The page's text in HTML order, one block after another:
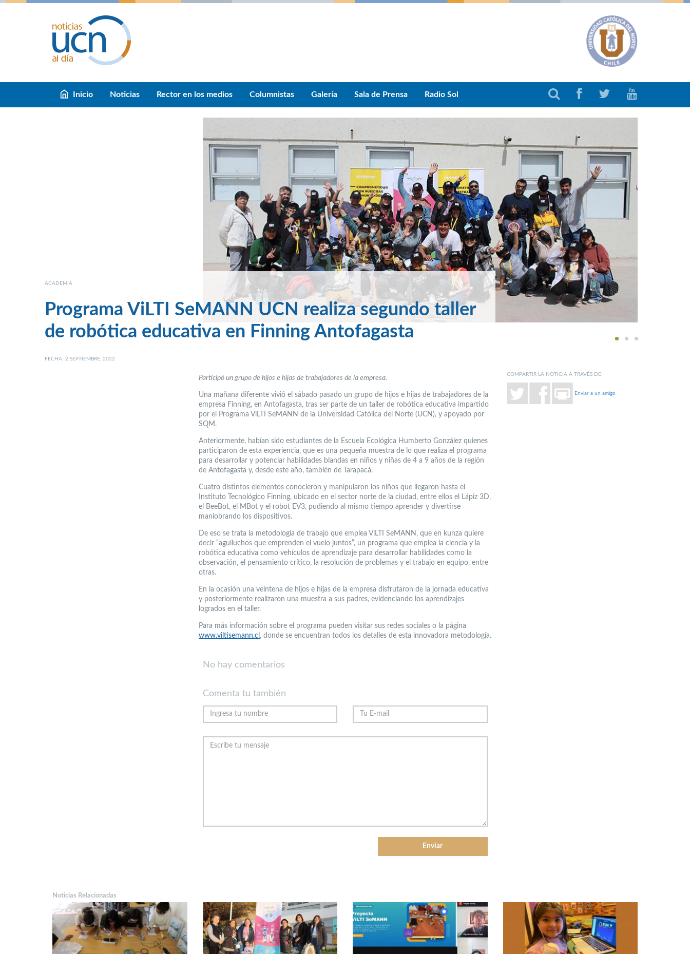
Inicio Noticias Rector en los medios Columnistas Galería Sala de Prensa Radio Sol
1 2 3
ACADEMIA
Programa ViLTI SeMANN UCN realiza segundo taller
de robótica educativa en Finning Antofagasta
FECHA: 2 SEPTIEMBRE, 2022
Participó un grupo de hijos e hijas de trabajadores de la empresa.
Una mañana diferente vivió el sábado pasado un grupo de hijos e hijas de trabajadores de la
empresa Finning, en Antofagasta, tras ser parte de un taller de robótica educativa impartido
por el Programa ViLTI SeMANN de la Universidad Católica del Norte (UCN), y apoyado por
SQM.
Anteriormente, habían sido estudiantes de la Escuela Ecológica Humberto González quienes
participaron de esta experiencia, que es una pequeña muestra de lo que realiza el programa
para desarrollar y potenciar habilidades blandas en niños y niñas de 4 a 9 años de la región
de Antofagasta y, desde este año, también de Tarapacá.
Cuatro distintos elementos conocieron y manipularon los niños que llegaron hasta el
Instituto Tecnológico Finning, ubicado en el sector norte de la ciudad, entre ellos el Lápiz 3D,
el BeeBot, el MBot y el robot EV3, pudiendo al mismo tiempo aprender y divertirse
maniobrando los dispositivos.
De eso se trata la metodología de trabajo que emplea ViLTI SeMANN, que en kunza quiere
decir “aguiluchos que emprenden el vuelo juntos”, un programa que emplea la ciencia y la
robótica educativa como vehículos de aprendizaje para desarrollar habilidades como la
observación, el pensamiento crítico, la resolución de problemas y el trabajo en equipo, entre
otras.
En la ocasión una veintena de hijos e hijas de la empresa disfrutaron de la jornada educativa
y posteriormente realizaron una muestra a sus padres, evidenciando los aprendizajes
logrados en el taller.
Para más información sobre el programa pueden visitar sus redes sociales o la página
www.viltisemann.cl , donde se encuentran todos los detalles de esta innovadora metodología.
COMPARTIR LA NOTICIA A TRAVÉS DE:
Enviar a un amigo
No hay comentarios
Comenta tu también
Noticias Relacionadas